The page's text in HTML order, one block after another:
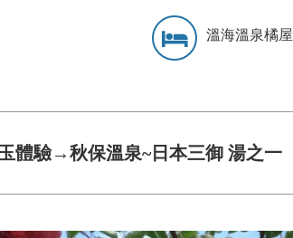
溫海溫泉橘屋
驗→秋保溫泉~日本三御 湯之一